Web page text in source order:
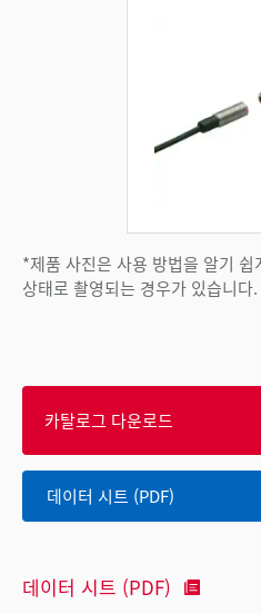
*제품 사진은 사용 방법을 알기
상태로 촬영되는 경우가 있습니다.
카탈로그 다운로드
데이터 시트 (PDF)
데이터 시트 (PDF)